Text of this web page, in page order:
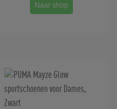
Naar shop